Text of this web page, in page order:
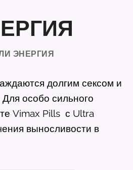
ЭНЕРГИЯ
долгим сексом и
особо сильного
Vimax Pills с Ultra
выносливости в